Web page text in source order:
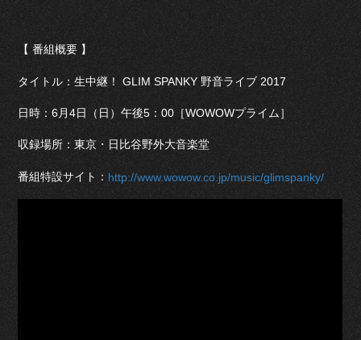
【 番組概要 】
タイトル：生中継！ GLIM SPANKY 野音ライブ 2017
日時：6月4日（日）午後5：00［WOWOWプライム］
収録場所：東京・日比谷野外大音楽堂
番組特設サイト： http://www.wowow.co.jp/music/glimspanky/